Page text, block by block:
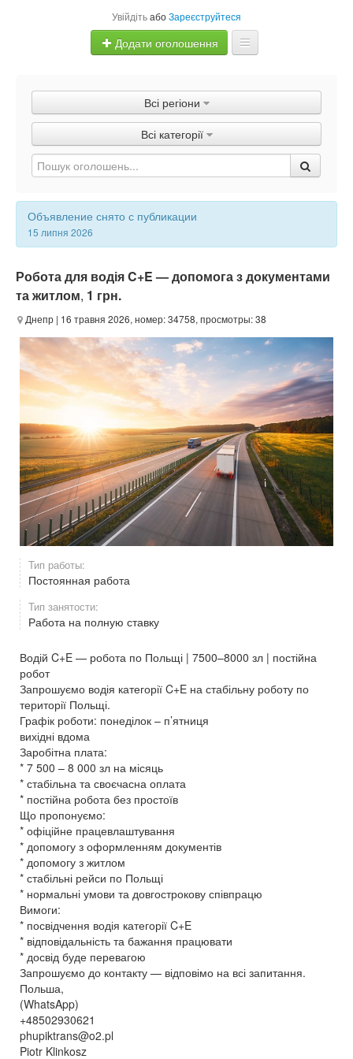
УвійдітьабоЗареєструйтеся
Додати оголошення
Оголошення
Швидка продаж
Всі регіони
Всі категорії
Объявление снято с публикации
15 липня 2026
Робота для водія C+E — допомога з документами
та житлом, 1 грн.
Днепр | 16 травня 2026, номер: 34758, просмотры: 38
Тип работы:
Постоянная работа
Тип занятости:
Работа на полную ставку
Водій C+E — робота по Польщі | 7500–8000 зл | постійна
робот
Запрошуємо водія категорії C+E на стабільну роботу по
території Польщі.
Графік роботи: понеділок – п’ятниця
вихідні вдома
Заробітна плата:
* 7 500 – 8 000 зл на місяць
* стабільна та своєчасна оплата
* постійна робота без простоїв
Що пропонуємо:
* офіційне працевлаштування
* допомогу з оформленням документів
* допомогу з житлом
* стабільні рейси по Польщі
* нормальні умови та довгострокову співпрацю
Вимоги:
* посвідчення водія категорії C+E
* відповідальність та бажання працювати
* досвід буде перевагою
Запрошуємо до контакту — відповімо на всі запитання.
Польша,
(WhatsApp)
+48502930621
phupiktrans@o2.pl
Piotr Klinkosz